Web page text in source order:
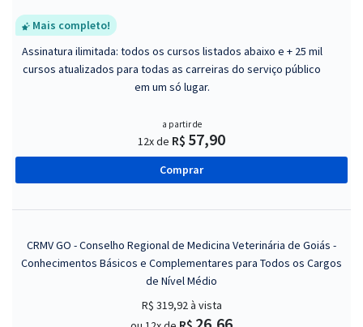
Mais completo!
Assinatura ilimitada: todos os cursos listados abaixo e + 25 mil
cursos atualizados para todas as carreiras do serviço público
em um só lugar.
a partir de
12x de R$ 57,90
Comprar
CRMV GO - Conselho Regional de Medicina Veterinária de Goiás -
Conhecimentos Básicos e Complementares para Todos os Cargos
de Nível Médio
R$ 319,92à vista